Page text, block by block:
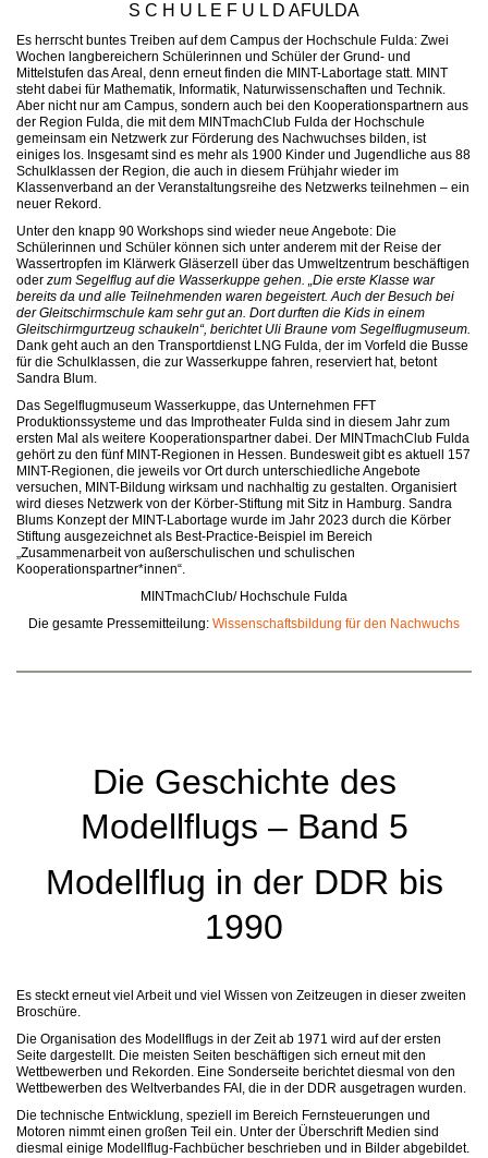
S C H U L E F U L D AFULDA
Es herrscht buntes Treiben auf dem Campus der Hochschule Fulda: Zwei
Wochen langbereichern Schülerinnen und Schüler der Grund- und
Mittelstufen das Areal, denn erneut finden die MINT-Labortage statt. MINT
steht dabei für Mathematik, Informatik, Naturwissenschaften und Technik.
Aber nicht nur am Campus, sondern auch bei den Kooperationspartnern aus
der Region Fulda, die mit dem MINTmachClub Fulda der Hochschule
gemeinsam ein Netzwerk zur Förderung des Nachwuchses bilden, ist
einiges los. Insgesamt sind es mehr als 1900 Kinder und Jugendliche aus 88
Schulklassen der Region, die auch in diesem Frühjahr wieder im
Klassenverband an der Veranstaltungsreihe des Netzwerks teilnehmen – ein
neuer Rekord.
Unter den knapp 90 Workshops sind wieder neue Angebote: Die
Schülerinnen und Schüler können sich unter anderem mit der Reise der
Wassertropfen im Klärwerk Gläserzell über das Umweltzentrum beschäftigen
oder zum Segelflug auf die Wasserkuppe gehen. „Die erste Klasse war
bereits da und alle Teilnehmenden waren begeistert. Auch der Besuch bei
der Gleitschirmschule kam sehr gut an. Dort durften die Kids in einem
Gleitschirmgurtzeug schaukeln“, berichtet Uli Braune vom Segelflugmuseum.
Dank geht auch an den Transportdienst LNG Fulda, der im Vorfeld die Busse
für die Schulklassen, die zur Wasserkuppe fahren, reserviert hat, betont
Sandra Blum.
Das Segelflugmuseum Wasserkuppe, das Unternehmen FFT
Produktionssysteme und das Improtheater Fulda sind in diesem Jahr zum
ersten Mal als weitere Kooperationspartner dabei. Der MINTmachClub Fulda
gehört zu den fünf MINT-Regionen in Hessen. Bundesweit gibt es aktuell 157
MINT-Regionen, die jeweils vor Ort durch unterschiedliche Angebote
versuchen, MINT-Bildung wirksam und nachhaltig zu gestalten. Organisiert
wird dieses Netzwerk von der Körber-Stiftung mit Sitz in Hamburg. Sandra
Blums Konzept der MINT-Labortage wurde im Jahr 2023 durch die Körber
Stiftung ausgezeichnet als Best-Practice-Beispiel im Bereich
„Zusammenarbeit von außerschulischen und schulischen
Kooperationspartner*innen“.
MINTmachClub/ Hochschule Fulda
Die gesamte Pressemitteilung: Wissenschaftsbildung für den Nachwuchs
Die Geschichte des
Modellflugs – Band 5
Modellflug in der DDR bis
1990
Es steckt erneut viel Arbeit und viel Wissen von Zeitzeugen in dieser zweiten
Broschüre.
Die Organisation des Modellflugs in der Zeit ab 1971 wird auf der ersten
Seite dargestellt. Die meisten Seiten beschäftigen sich erneut mit den
Wettbewerben und Rekorden. Eine Sonderseite berichtet diesmal von den
Wettbewerben des Weltverbandes FAI, die in der DDR ausgetragen wurden.
Die technische Entwicklung, speziell im Bereich Fernsteuerungen und
Motoren nimmt einen großen Teil ein. Unter der Überschrift Medien sind
diesmal einige Modellflug-Fachbücher beschrieben und in Bilder abgebildet.